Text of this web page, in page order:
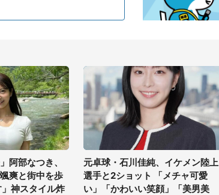
阿部なつき、
爽と街中を歩
」神スタイル炸
元卓球・石川佳純、イケメン陸上
選手と2ショット 「メチャ可愛
い」「かわいい笑顔」「美男美